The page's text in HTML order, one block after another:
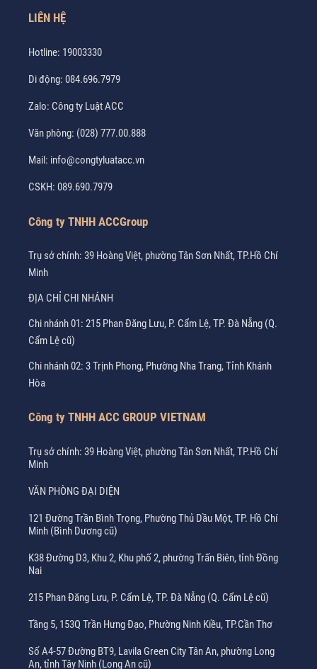
LIÊN HỆ
Hotline: 19003330
Di động: 084.696.7979
Zalo: Công ty Luật ACC
Văn phòng: (028) 777.00.888
Mail: info@congtyluatacc.vn
CSKH: 089.690.7979
Công ty TNHH ACCGroup
Trụ sở chính: 39 Hoàng Việt, phường Tân Sơn Nhất, TP.Hồ Chí
Minh
ĐỊA CHỈ CHI NHÁNH
Chi nhánh 01: 215 Phan Đăng Lưu, P. Cẩm Lệ, TP. Đà Nẵng (Q.
Cẩm Lệ cũ)
Chi nhánh 02: 3 Trịnh Phong, Phường Nha Trang, Tỉnh Khánh
Hòa
Công ty TNHH ACC GROUP VIETNAM
Trụ sở chính: 39 Hoàng Việt, phường Tân Sơn Nhất, TP.Hồ Chí
Minh
VĂN PHÒNG ĐẠI DIỆN
121 Đường Trần Bình Trọng, Phường Thủ Dầu Một, TP. Hồ Chí
Minh (Bình Dương cũ)
K38 Đường D3, Khu 2, Khu phố 2, phường Trấn Biên, tỉnh Đồng
Nai
215 Phan Đăng Lưu, P. Cẩm Lệ, TP. Đà Nẵng (Q. Cẩm Lệ cũ)
Tầng 5, 153Q Trần Hưng Đạo, Phường Ninh Kiều, TP.Cần Thơ
Số A4-57 Đường BT9, Lavila Green City Tân An, phường Long
An, tỉnh Tây Ninh (Long An cũ)